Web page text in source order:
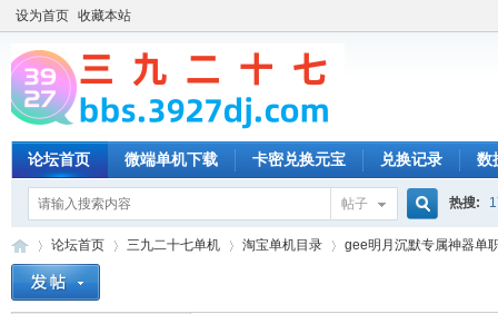
设为首页 收藏本站
论坛首页 微端单机下载 卡密兑换元宝 兑换记录 数
帖子
搜
热搜:
论坛首页 三九二十七单机 淘宝单机目录 gee明月沉默专属神器单